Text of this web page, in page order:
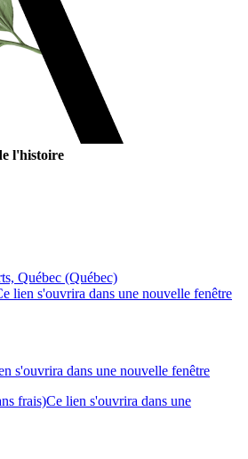
l'histoire
Québec (Québec)
lien s'ouvrira dans une nouvelle fenêtre
s'ouvrira dans une nouvelle fenêtre
frais)Ce lien s'ouvrira dans une